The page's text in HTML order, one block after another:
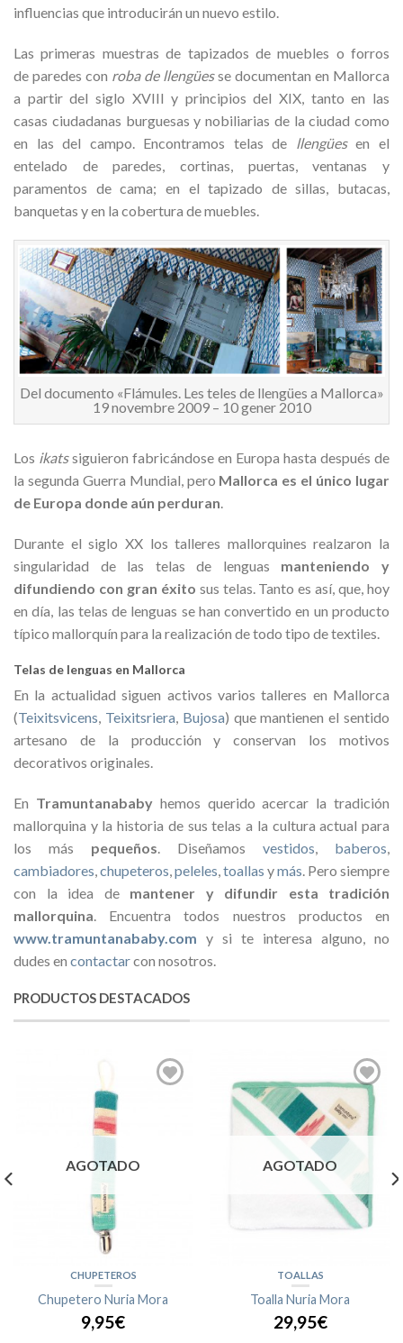
influencias que introducirán un nuevo estilo.
Las primeras muestras de tapizados de muebles o forros
de paredes con roba de llengüesse documentan en Mallorca
a partir del siglo XVIII y principios del XIX, tanto en las
casas ciudadanas burguesas y nobiliarias de la ciudad como
en las del campo. Encontramos telas de llengüesen el
entelado de paredes, cortinas, puertas, ventanas y
paramentos de cama; en el tapizado de sillas, butacas,
banquetas y en la cobertura de muebles.
Del documento «Flámules. Les teles de llengües a Mallorca»
19 novembre 2009 – 10 gener 2010
Los ikatssiguieron fabricándose en Europa hasta después de
la segunda Guerra Mundial, pero Mallorca es el único lugar
de Europa donde aún perduran
Durante el siglo XX los talleres mallorquines realzaron la
singularidad de las telas de lenguas manteniendo y
difundiendo con gran éxito sus telas. Tanto es así, que, hoy
en día, las telas de lenguas se han convertido en un producto
típico mallorquín para la realización de todo tipo de textiles.
Telas de lenguas en Mallorca
En la actualidad siguen activos varios talleres en Mallorca
(Teixitsvicens Teixitsriera Bujosa) que mantienen el sentido
artesano de la producción y conservan los motivos
decorativos originales.
En Tramuntanababyhemos querido acercar la tradición
mallorquina y la historia de sus telas a la cultura actual para
los más pequeños . Diseñamos vestidos baberos
cambiadores chupeteros peleles toallas ymás . Pero siempre
con la idea de mantener y difundir esta tradición
mallorquina . Encuentra todos nuestros productos en
www.tramuntanababy.com y si te interesa alguno, no
dudes en contactarcon nosotros.
PRODUCTOS DESTACADOS
AGOTADO
CHUPETEROS
Chupetero Nuria Mora
9,95€
AGOTADO
TOALLAS
Toalla Nuria Mora
29,95€